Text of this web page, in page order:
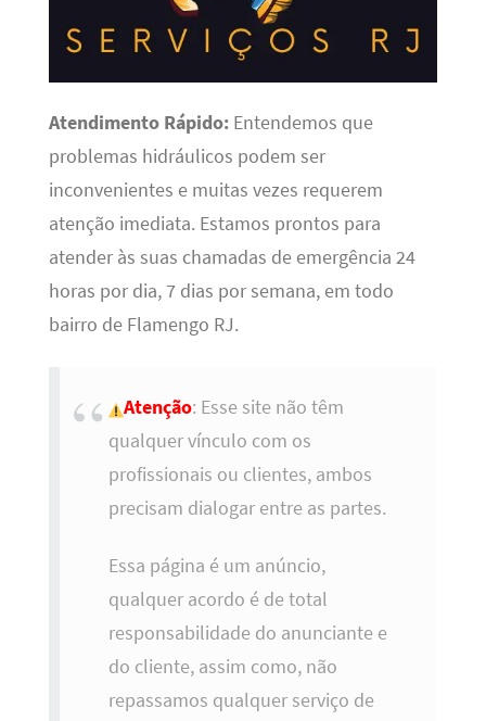
Atendimento Rápido:Entendemos que
problemas hidráulicos podem ser
inconvenientes e muitas vezes requerem
atenção imediata. Estamos prontos para
atender às suas chamadas de emergência 24
horas por dia, 7 dias por semana, em todo
bairro de Flamengo RJ.
Atenção: Esse site não têm
qualquer vínculo com os
profissionais ou clientes, ambos
precisam dialogar entre as partes.
Essa página é um anúncio,
qualquer acordo é de total
responsabilidade do anunciante e
do cliente, assim como, não
repassamos qualquer serviço de